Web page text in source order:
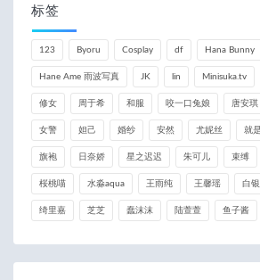
标签
123 Byoru Cosplay df Hana Bunny
Hane Ame 雨波写真 JK lin Minisuka.tv
修女 周于希 和服 咬一口兔娘 唐安琪
女警 妲己 婚纱 安然 尤妮丝 就
旗袍 日奈娇 星之迟迟 朱可儿 束缚
桜桃喵 水淼aqua 王雨纯 王馨瑶 白
绮里嘉 芝芝 蠢沫沫 陆萱萱 鱼子酱